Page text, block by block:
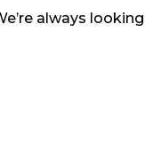
always